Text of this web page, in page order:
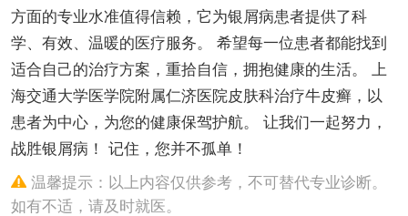
方面的专业水准值得信赖，它为银屑病患者提供了科
学、有效、温暖的医疗服务。 希望每一位患者都能找到
适合自己的治疗方案，重拾自信，拥抱健康的生活。 上
海交通大学医学院附属仁济医院皮肤科治疗牛皮癣，以
患者为中心，为您的健康保驾护航。 让我们一起努力，
战胜银屑病！ 记住，您并不孤单！
温馨提示：以上内容仅供参考，不可替代专业诊断。
如有不适，请及时就医。